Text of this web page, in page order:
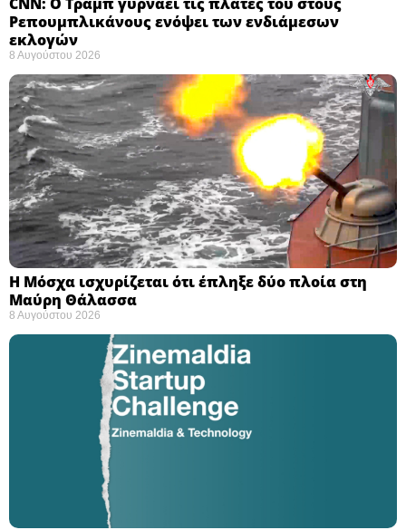
Ρεπουμπλικάνους ενόψει των ενδιάμεσων
εκλογών ​
8 Αυγούστου 2026
Η Μόσχα ισχυρίζεται ότι έπληξε δύο πλοία στη
Μαύρη Θάλασσα ​
8 Αυγούστου 2026